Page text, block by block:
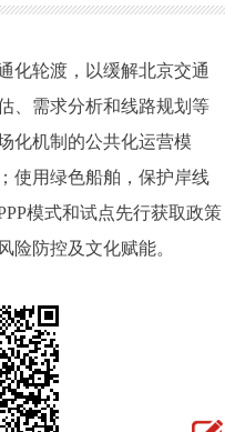
政策服务
回应关切
轮渡，以缓解北京交通
、需求分析和线路规划等
化机制的公共化运营模
使用绿色船舶，保护岸线
模式和试点先行获取政策
险防控及文化赋能。